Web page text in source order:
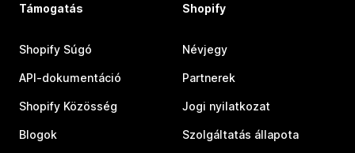
Támogatás
Shopify Súgó
API-dokumentáció
Shopify Közösség
Blogok
Shopify
Névjegy
Partnerek
Jogi nyilatkozat
Szolgáltatás állapota